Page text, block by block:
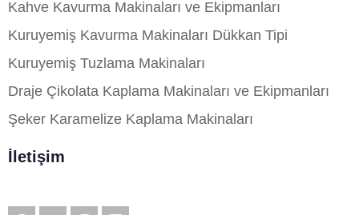
Kahve Kavurma Makinaları ve Ekipmanları
Kuruyemiş Kavurma Makinaları Dükkan Tipi
Kuruyemiş Tuzlama Makinaları
Draje Çikolata Kaplama Makinaları ve Ekipmanları
Şeker Karamelize Kaplama Makinaları
İletişim